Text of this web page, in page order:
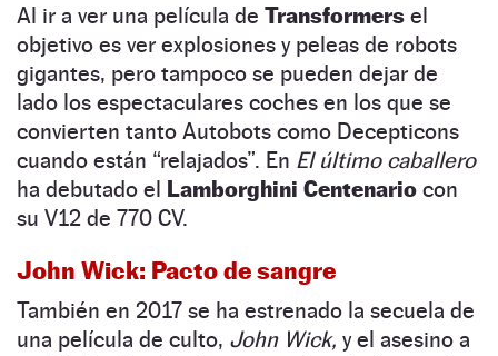
Al ir a ver una película de Transformers el
objetivo es ver explosiones y peleas de robots
gigantes, pero tampoco se pueden dejar de
lado los espectaculares coches en los que se
convierten tanto Autobots como Decepticons
cuando están “relajados”. En El último caballero
ha debutado el Lamborghini Centenario con
su V12 de 770 CV.
John Wick: Pacto de sangre
También en 2017 se ha estrenado la secuela de
una película de culto, John Wick, y el asesino a